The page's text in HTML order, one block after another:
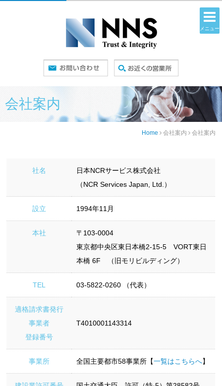
メニュー
会社案内
Home 会社案内 会社案内
社名
日本NCRサービス株式会社
（NCR Services Japan, Ltd.）
設立 1994年11月
本社
〒103-0004
東京都中央区東日本橋2-15-5 VORT東日
本橋 6F （旧モリビルディング）
TEL 03-5822-0260 （代表）
適格請求書発行
事業者
登録番号
T4010001143314
事業所 全国主要都市58事業所【一覧はこちらへ】